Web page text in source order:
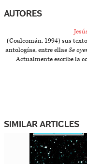
AUTORES
(Coalcomán, 1994) sus
antologías, entre ellas Se
Actualmente escribe la
SIMILAR ARTICLES